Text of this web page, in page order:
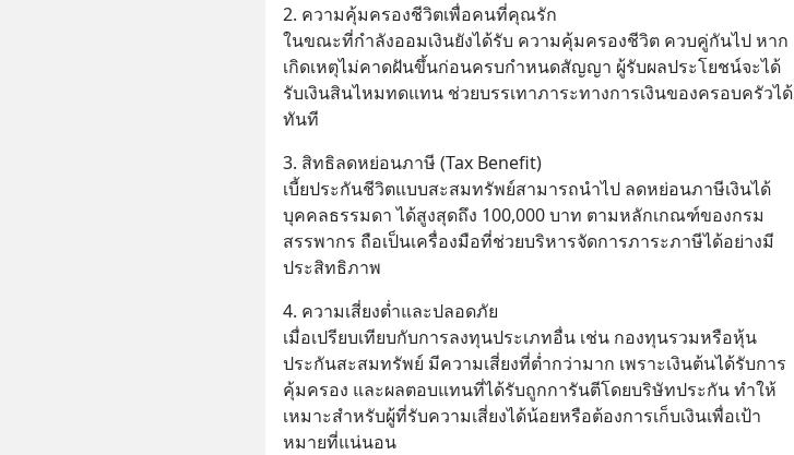
2. ความคุ้มครองชีวิตเพื่อคนที่คุณรัก
ในขณะที่กำลังออมเงินยังได้รับ ความคุ้มครองชีวิต ควบคู่กันไป หาก
เกิดเหตุไม่คาดฝันขึ้นก่อนครบกำหนดสัญญา ผู้รับผลประโยชน์จะได้
รับเงินสินไหมทดแทน ช่วยบรรเทาภาระทางการเงินของครอบครัวได้
ทันที
3. สิทธิลดหย่อนภาษี (Tax Benefit)
เบี้ยประกันชีวิตแบบสะสมทรัพย์สามารถนำไป ลดหย่อนภาษีเงินได้
บุคคลธรรมดา ได้สูงสุดถึง 100,000 บาท ตามหลักเกณฑ์ของกรม
สรรพากร ถือเป็นเครื่องมือที่ช่วยบริหารจัดการภาระภาษีได้อย่างมี
ประสิทธิภาพ
4. ความเสี่ยงต่ำและปลอดภัย
เมื่อเปรียบเทียบกับการลงทุนประเภทอื่น เช่น กองทุนรวมหรือหุ้น
ประกันสะสมทรัพย์ มีความเสี่ยงที่ต่ำกว่ามาก เพราะเงินต้นได้รับการ
คุ้มครอง และผลตอบแทนที่ได้รับถูกการันตีโดยบริษัทประกัน ทำให้
เหมาะสำหรับผู้ที่รับความเสี่ยงได้น้อยหรือต้องการเก็บเงินเพื่อเป้า
หมายที่แน่นอน